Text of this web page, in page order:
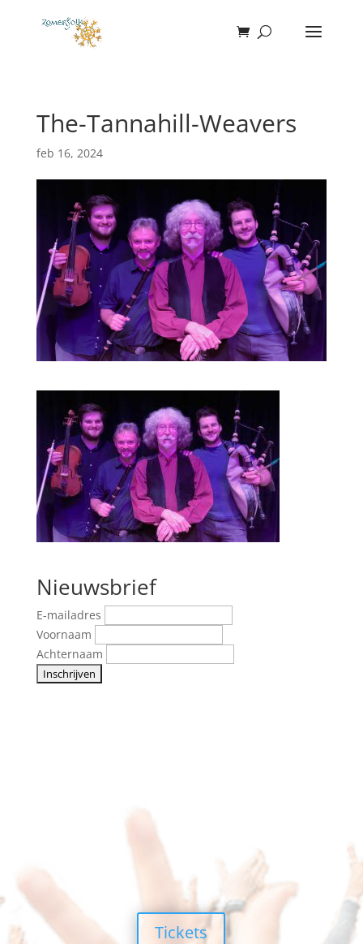
The-Tannahill-Weavers
feb 16, 2024
Nieuwsbrief
E-mailadres
Voornaam
Achternaam
Tickets